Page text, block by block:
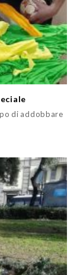
di addobbare